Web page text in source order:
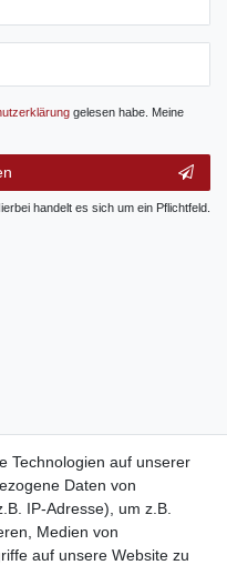
gelesen habe. Meine
handelt es sich um ein Pflichtfeld.
günstige Kinderwagen
und Imbiss
Technologien auf unserer
Daten von
IP-Adresse), um z.B.
Medien von
auf unsere Website zu